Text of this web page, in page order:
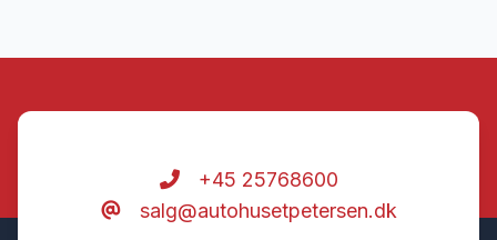
+45 25768600
salg@autohusetpetersen.dk